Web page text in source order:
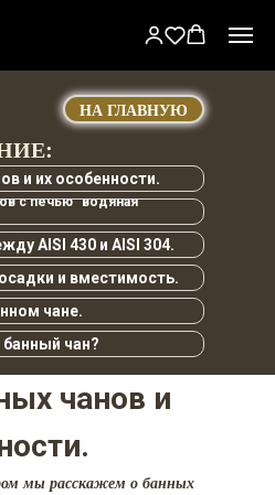
БЛОГ
по
и их особенности.
НА ГЛАВНУЮ
с печью "водяная
AISI 430 и AISI 304.
и вместимость.
чане.
чан?
чанов и
мы расскажем о банных